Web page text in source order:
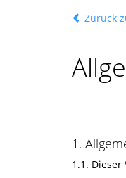
Zurück
1.
1.1.